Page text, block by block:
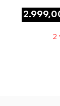
2